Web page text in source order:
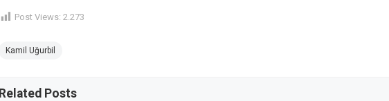
Post Views: 2.273
Kamil Uğurbil
Related Posts